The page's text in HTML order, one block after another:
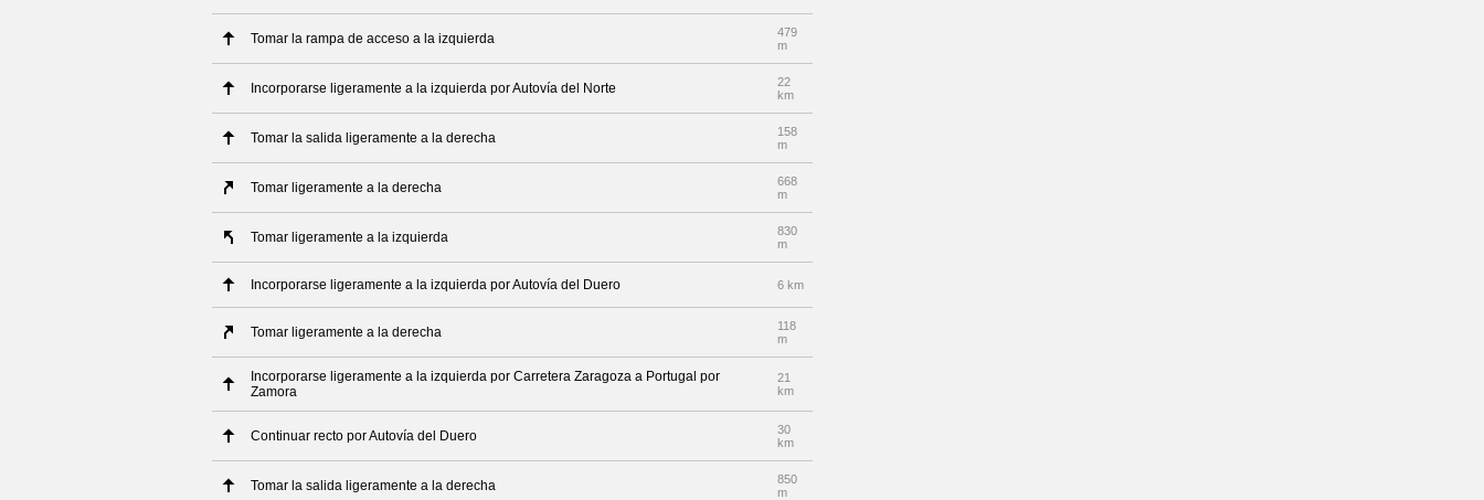
Tomar la rampa de acceso a la izquierda
479
m
Incorporarse ligeramente a la izquierda por Autovía del Norte
22
km
Tomar la salida ligeramente a la derecha
158
m
Tomar ligeramente a la derecha
668
m
Tomar ligeramente a la izquierda
830
m
Incorporarse ligeramente a la izquierda por Autovía del Duero 6 km
Tomar ligeramente a la derecha
118
m
Incorporarse ligeramente a la izquierda por Carretera Zaragoza a Portugal por
Zamora
21
km
Continuar recto por Autovía del Duero
30
km
Tomar la salida ligeramente a la derecha
850
m